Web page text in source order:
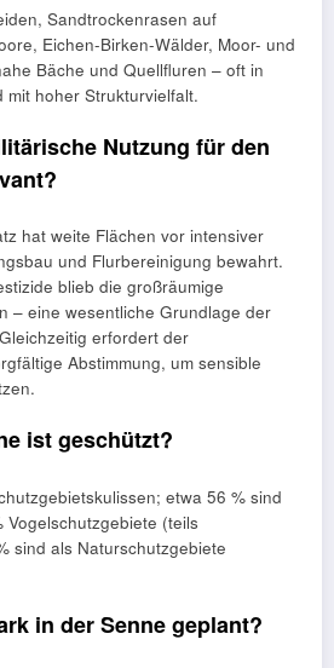
Sandtrockenrasen auf
Eichen‑Birken‑Wälder, Moor- und
Bäche und Quellfluren – oft in
hoher Strukturvielfalt.
Nutzung für den
hat weite Flächen vor intensiver
und Flurbereinigung bewahrt.
blieb die großräumige
– eine wesentliche Grundlage der
erfordert der
Abstimmung, um sensible
ist geschützt?
etwa 56 % sind
Vogelschutzgebiete (teils
sind als Naturschutzgebiete
in der Senne geplant?